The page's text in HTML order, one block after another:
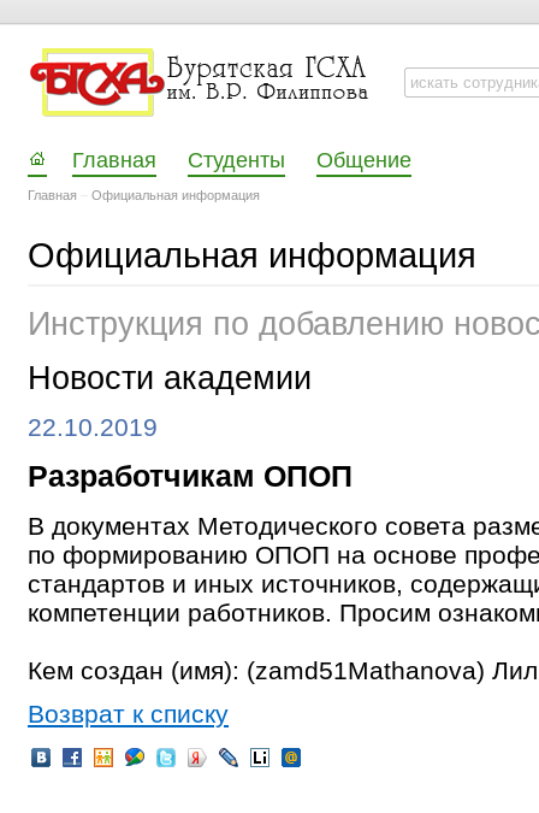
Главная Студенты Общение
Главная Официальная информация
Официальная информация
Инструкция по добавлению
Новости академии
22.10.2019
Разработчикам ОПОП
В документах Методического совета
по формированию ОПОП на основе
стандартов и иных источников,
компетенции работников. Просим
Кем создан (имя): (zamd51Mathanova)
Возврат к списку